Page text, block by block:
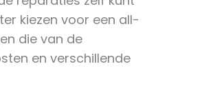
kiezen voor een all-
die van de
en verschillende